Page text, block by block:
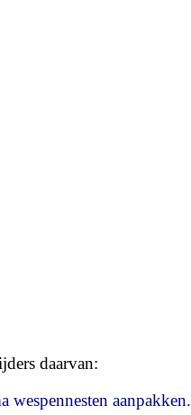
daarvan:
wespennesten aanpakken.